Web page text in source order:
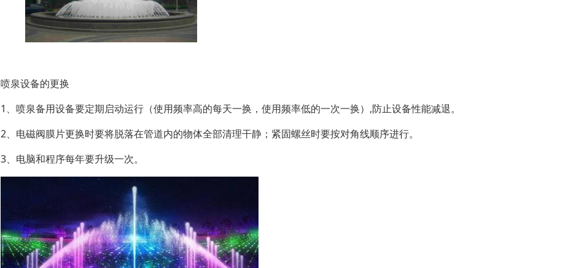
喷泉设备的更换
1、喷泉备用设备要定期启动运行（使用频率高的每天一换，使用频率低的一次一换）,防止设备性能减退。
2、电磁阀膜片更换时要将脱落在管道内的物体全部清理干静；紧固螺丝时要按对角线顺序进行。
3、电脑和程序每年要升级一次。